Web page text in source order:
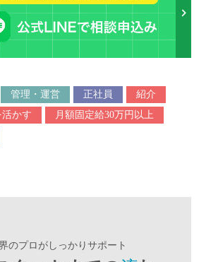
管理・運営 正社員
紹介
かす
月額固定給30万円以上
のプロがしっかりサポート